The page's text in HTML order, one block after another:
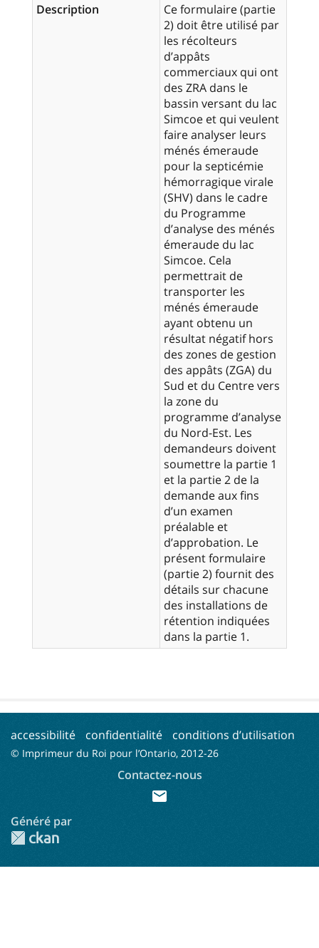
Description
Ce formulaire (partie
2) doit être utilisé par
les récolteurs
d’appâts
commerciaux qui ont
des ZRA dans le
bassin versant du lac
Simcoe et qui veulent
faire analyser leurs
ménés émeraude
pour la septicémie
hémorragique virale
(SHV) dans le cadre
du Programme
d’analyse des ménés
émeraude du lac
Simcoe. Cela
permettrait de
transporter les
ménés émeraude
ayant obtenu un
résultat négatif hors
des zones de gestion
des appâts (ZGA) du
Sud et du Centre vers
la zone du
programme d’analyse
du Nord-Est. Les
demandeurs doivent
soumettre la partie 1
et la partie 2 de la
demande aux fins
d’un examen
préalable et
d’approbation. Le
présent formulaire
(partie 2) fournit des
détails sur chacune
des installations de
rétention indiquées
dans la partie 1.
accessibilité confidentialité conditions d’utilisation
© Imprimeur du Roi pour l’Ontario, 2012-26
Contactez-nous
mail
Généré par